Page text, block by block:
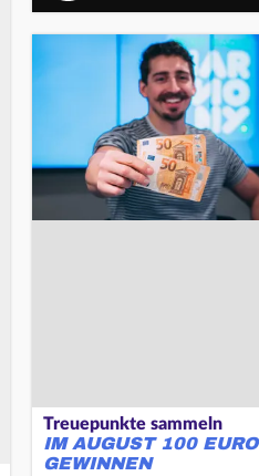
Treuepunkte sammeln
IM AUGUST 100 EURO
GEWINNEN